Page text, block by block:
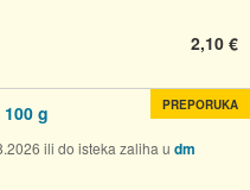
2,10 €
g
ili do isteka zaliha u dm
PREPORUKA